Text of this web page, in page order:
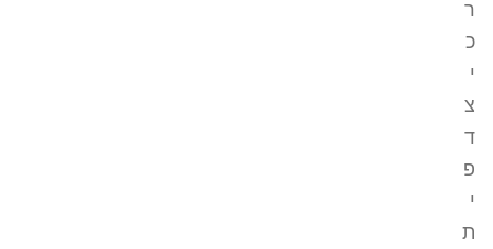
ר
כ
י
צ
ד
פ
י
ת